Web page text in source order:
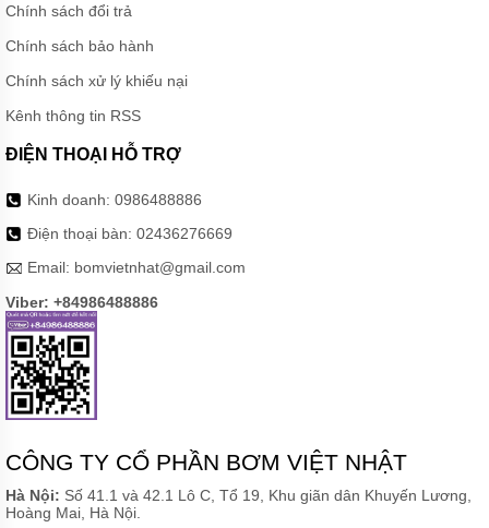
Chính sách đổi trả
Chính sách bảo hành
Chính sách xử lý khiếu nại
Kênh thông tin RSS
ĐIỆN THOẠI HỖ TRỢ
Kinh doanh: 0986488886
Điện thoại bàn: 02436276669
Email: bomvietnhat@gmail.com
Viber: +84986488886
CÔNG TY CỔ PHẦN BƠM VIỆT NHẬT
Hà Nội: Số 41.1 và 42.1 Lô C, Tổ 19, Khu giãn dân Khuyến Lương,
Hoàng Mai, Hà Nội.